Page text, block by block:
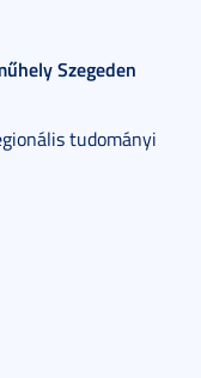
Szegeden
tudományi